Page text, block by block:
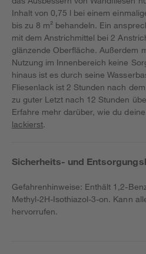
Inhalt von 0,75 l bei einem
bis zu 8 m² behandeln. Ein
mit dem Anstrichmittel bei 2
glänzende Oberfläche. Außerdem
Nutzung im Innenbereich keine
hinaus ist es durch seine
Fliesenlack ist 2 Stunden nach
zu guter Letzt nach 12 Stunden
Erfahre mehr darüber, wie du deine
lackierst.
Sicherheits- und
Gefahrenhinweise: Enthält 1,2-
Methyl-2H-Isothiazol-3-on. Kann
hervorrufen.